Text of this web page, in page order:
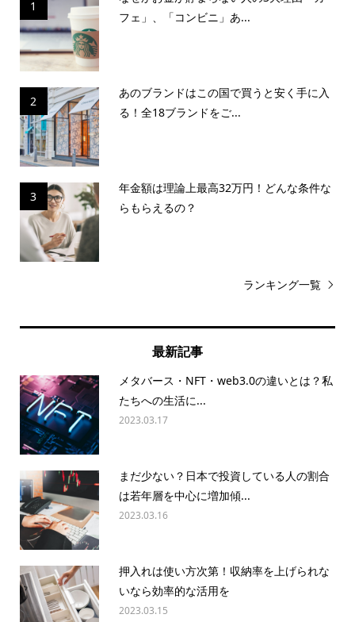
1
フェ」、「コンビニ」あ...
2
あのブランドはこの国で買うと安く手に入
る！全18ブランドをご...
3
年金額は理論上最高32万円！どんな条件な
らもらえるの？
ランキング一覧
最新記事
メタバース・NFT・web3.0の違いとは？私
たちへの生活に...
2023.03.17
まだ少ない？日本で投資している人の割合
は若年層を中心に増加傾...
2023.03.16
押入れは使い方次第！収納率を上げられな
いなら効率的な活用を
2023.03.15